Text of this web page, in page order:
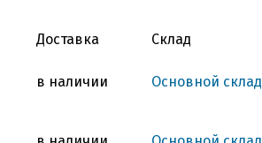
Доставка Склад
в наличии Основной склад